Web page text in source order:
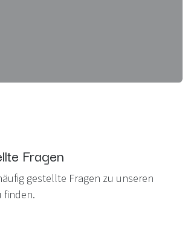
Fragen
gestellte Fragen zu unseren
finden.